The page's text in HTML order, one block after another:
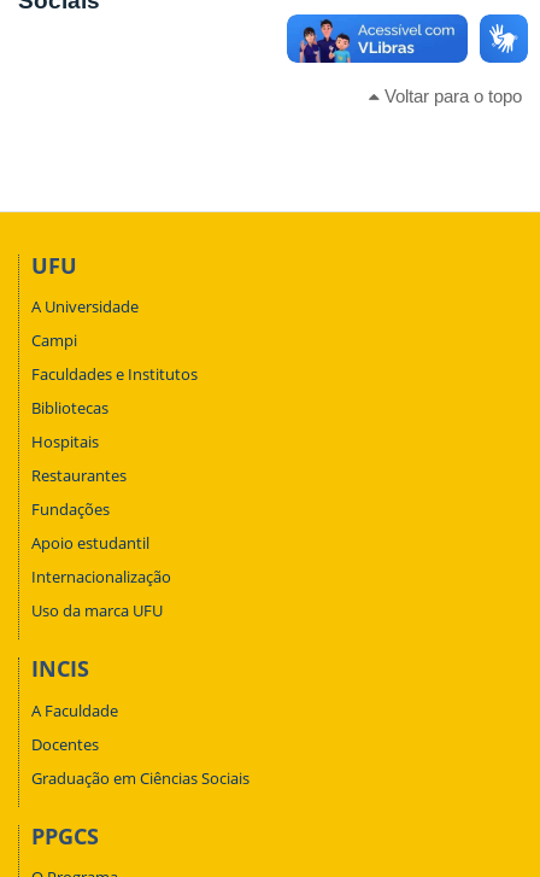
Voltar para o topo
UFU
A Universidade
Campi
Faculdades e Institutos
Bibliotecas
Hospitais
Restaurantes
Fundações
Apoio estudantil
Internacionalização
Uso da marca UFU
INCIS
A Faculdade
Docentes
Graduação em Ciências Sociais
PPGCS